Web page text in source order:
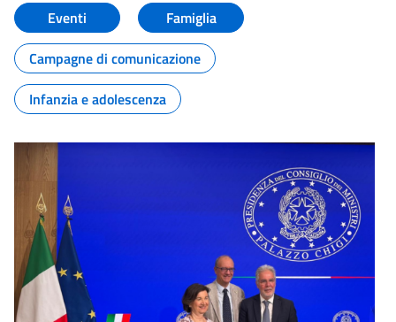
Eventi
Famiglia
Campagne di comunicazione
Infanzia e adolescenza